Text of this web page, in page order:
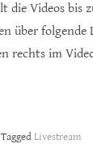
die Videos bis
über
rechts im
Tagged Livestream